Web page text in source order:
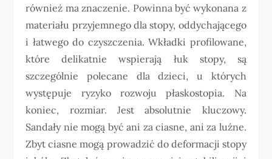
również ma znaczenie. Powinna być wykonana z
materiału przyjemnego dla stopy, oddychającego
i łatwego do czyszczenia. Wkładki profilowane,
które delikatnie wspierają łuk stopy, są
szczególnie polecane dla dzieci, u których
występuje ryzyko rozwoju płaskostopia. Na
koniec, rozmiar. Jest absolutnie kluczowy.
Sandały nie mogą być ani za ciasne, ani za luźne.
Zbyt ciasne mogą prowadzić do deformacji stopy